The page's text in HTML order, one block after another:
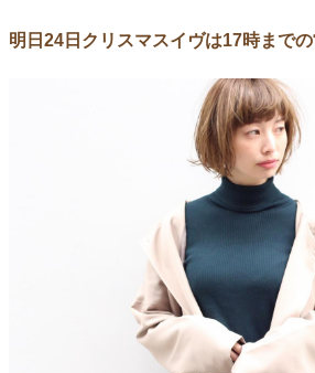
明日24日クリスマスイヴは17時まで